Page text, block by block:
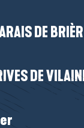
DE
DE
un pique-
de la Presqu’île,
, c’est profiter
qualité et